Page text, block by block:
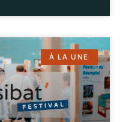
À LA UNE